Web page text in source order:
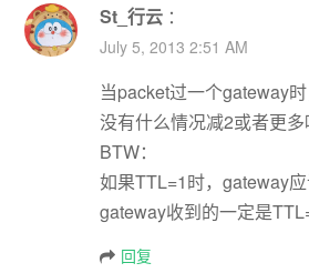
St_行云：
July 5, 2013 2:51 AM
当packet过一个gateway
没有什么情况减2或者更多
BTW：
如果TTL=1时，gateway
gateway收到的一定是
回复